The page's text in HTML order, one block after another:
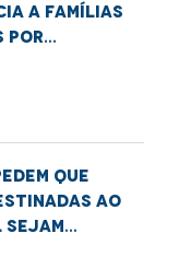
a famílias
por
de
que
ao
sejam
à saúde